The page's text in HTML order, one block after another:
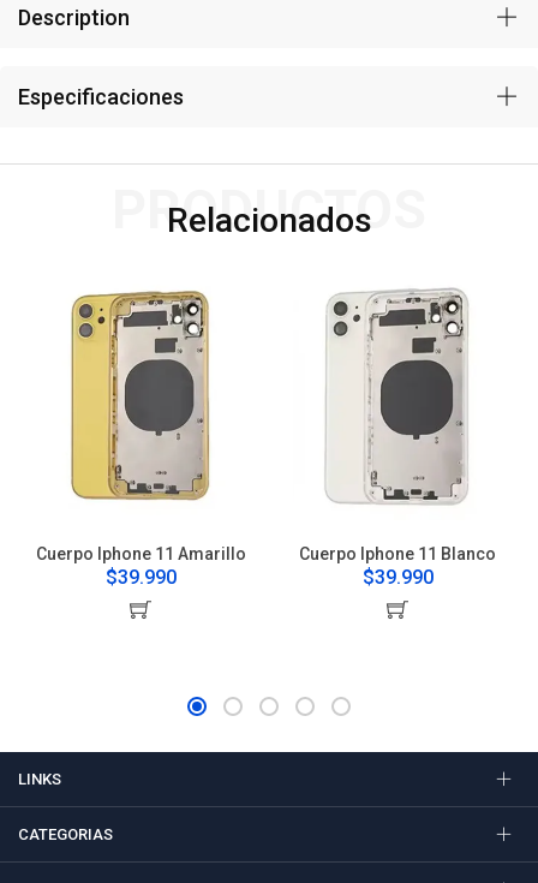
Description
Especificaciones
Relacionados
PRODUCTOS
Cuerpo Iphone 11 Amarillo
$39.990
Cuerpo Iphone 11 Blanco
$39.990
LINKS
CATEGORIAS